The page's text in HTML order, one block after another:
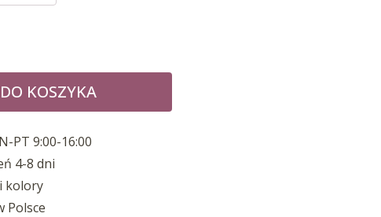
KOSZYKA
PT 9:00-16:00
4-8 dni
kolory
Polsce